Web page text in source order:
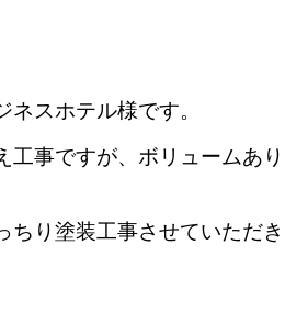
スホテル様です。
工事ですが、ボリュームあり
ちり塗装工事させていただき